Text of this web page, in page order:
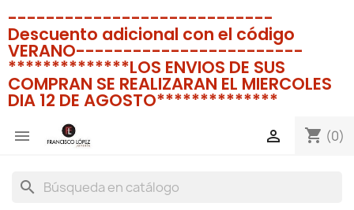
----------------------------
Descuento adicional con el código
VERANO------------------------
**************LOS ENVIOS DE SUS
COMPRAN SE REALIZARAN EL MIERCOLES
DIA 12 DE AGOSTO**************
 shopping_cart (0)

search